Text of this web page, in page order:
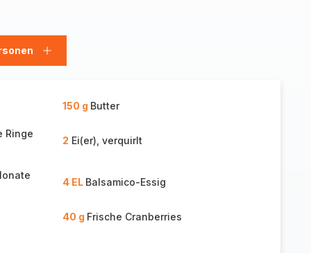
Personen
150 g Butter
Ringe
2 Ei(er), verquirlt
4 EL Balsamico-Essig
40 g Frische Cranberries